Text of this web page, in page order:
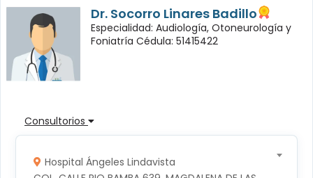
Dr. Socorro Linares Badillo
Especialidad: Audiología, Otoneurología y
Foniatría Cédula: 51415422
Consultorios
Hospital Ángeles Lindavista